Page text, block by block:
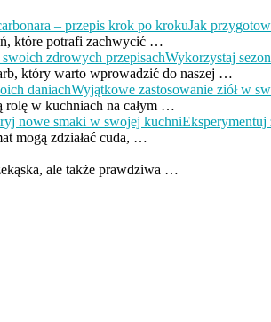
Jak
które potrafi zachwycić …
Wykorzystaj
który warto wprowadzić do naszej …
Wyjątkowe zastosowanie ziół w
rolę w kuchniach na całym …
mogą zdziałać cuda, …
ale także prawdziwa …